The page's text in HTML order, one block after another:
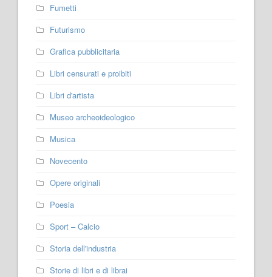
Fumetti
Futurismo
Grafica pubblicitaria
Libri censurati e proibiti
Libri d'artista
Museo archeoideologico
Musica
Novecento
Opere originali
Poesia
Sport – Calcio
Storia dell'industria
Storie di libri e di librai